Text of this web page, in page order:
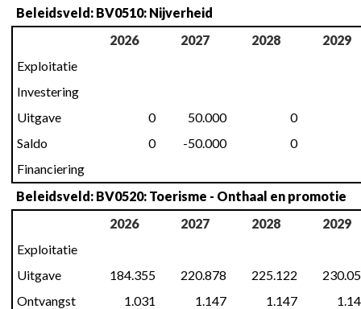
Beleidsveld: BV0510: Nijverheid
2026
2027 2028
2029
Exploitatie
Investering
Uitgave
0 50.000
0
Saldo
0 -50.000
0
Financiering
Beleidsveld: BV0520: Toerisme - Onthaal en promotie
2026
2027 2028
2029
Exploitatie
Uitgave
184.355 220.878 225.122
Ontvangst
1.031 1.147 1.147